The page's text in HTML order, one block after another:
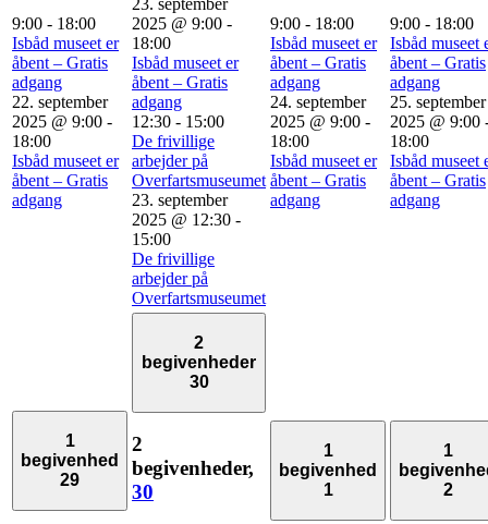
9:00 - 18:00
Isbåd museet er
åbent – Gratis
adgang
22. september
2025 @ 9:00 -
18:00
Isbåd museet er
åbent – Gratis
adgang
23. september
2025 @ 9:00 -
18:00
Isbåd museet er
åbent – Gratis
adgang
12:30 - 15:00
De frivillige
arbejder på
Overfartsmuseumet
23. september
2025 @ 12:30 -
15:00
De frivillige
arbejder på
Overfartsmuseumet
9:00 - 18:00
Isbåd museet er
åbent – Gratis
adgang
24. september
2025 @ 9:00 -
18:00
Isbåd museet er
åbent – Gratis
adgang
9:00 - 18:00
Isbåd museet
åbent – Gratis
adgang
25. september
2025 @ 9:00
18:00
Isbåd museet
åbent – Gratis
adgang
1
begivenhed
29
2
begivenheder
30
2
begivenheder,
30
1
begivenhed
1
1
2